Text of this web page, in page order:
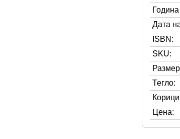
Дата
ISBN:
SKU:
Тегло:
Цена: